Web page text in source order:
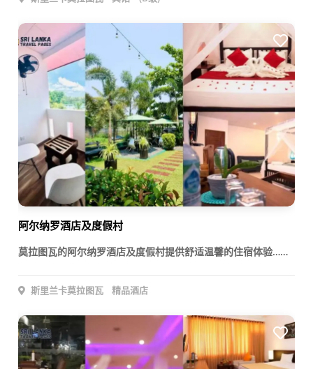
阿尔纳罗酒店及度假村
莫拉图瓦的阿尔纳罗酒店及度假村提供舒适温馨的住宿体验……
斯里兰卡莫拉图瓦 精品酒店